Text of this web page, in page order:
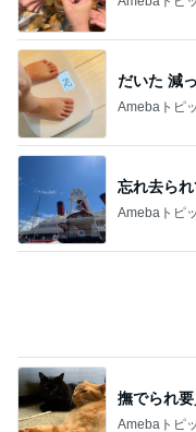
連ド
「
も映
赤ち
ゆき
5
教皇